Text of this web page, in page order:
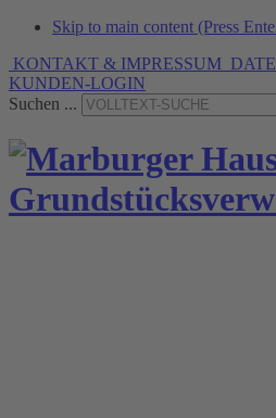
Skip to main content (Press
KONTAKT & IMPRESSUM
KUNDEN-LOGIN
Suchen ...